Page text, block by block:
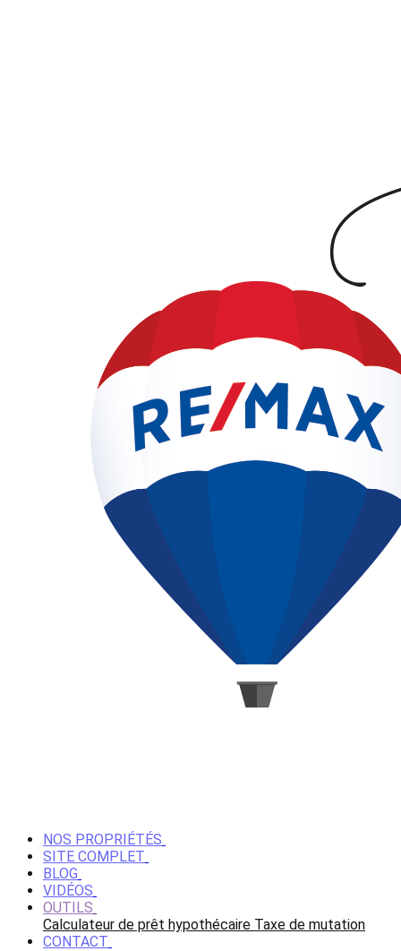
NOS PROPRIÉTÉS
SITE COMPLET
BLOG
VIDÉOS
OUTILS
Calculateur de prêt hypothécaire Taxe de mutation
CONTACT